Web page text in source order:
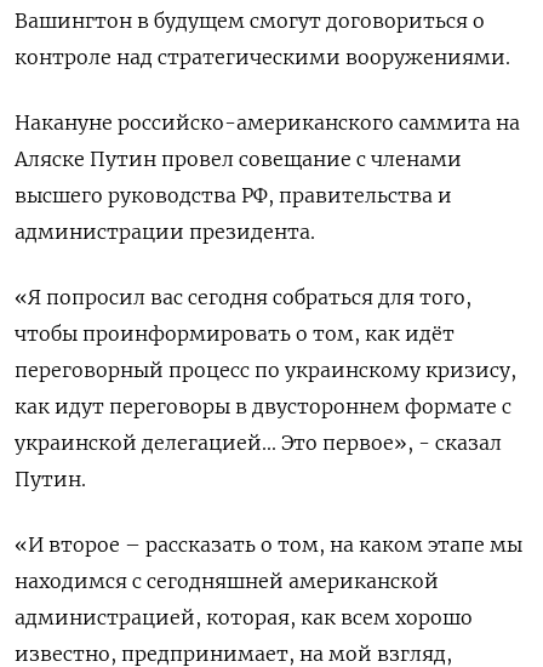
Вашингтон в будущем смогут договориться о
контроле над стратегическими вооружениями.
Накануне российско-американского саммита на
Аляске Путин провел совещание с членами
высшего руководства РФ, правительства и
администрации президента.
«Я попросил вас сегодня собраться для того,
чтобы проинформировать о том, как идёт
переговорный процесс по украинскому кризису,
как идут переговоры в двустороннем формате с
украинской делегацией... Это первое», - сказал
Путин.
«И второе – рассказать о том, на каком этапе мы
находимся с сегодняшней американской
администрацией, которая, как всем хорошо
известно, предпринимает, на мой взгляд,